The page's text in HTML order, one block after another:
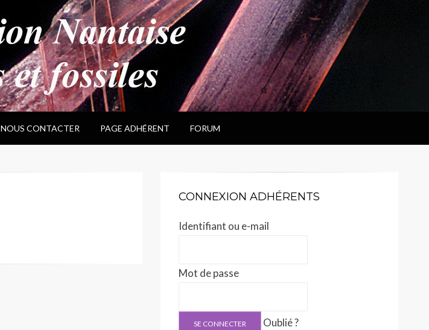
NOUS CONTACTER PAGE ADHÉRENT FORUM
CONNEXION ADHÉRENTS
Identifiant ou e-mail
Mot de passe
Oublié ?